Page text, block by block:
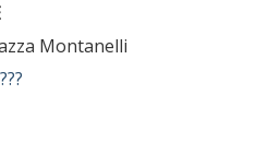
Montanelli